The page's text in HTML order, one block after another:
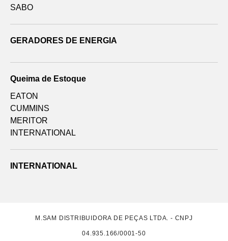
SABO
GERADORES DE ENERGIA
Queima de Estoque
EATON
CUMMINS
MERITOR
INTERNATIONAL
INTERNATIONAL
M.SAM DISTRIBUIDORA DE PEÇAS LTDA. - CNPJ
04.935.166/0001-50